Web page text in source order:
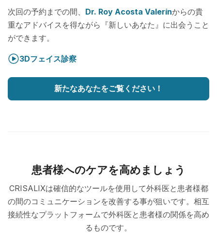
次回の予約までの間、 Dr. Roy Acosta Valerínからの貴
重なアドバイスを得ながら『新しいあなた』に出会うこと
ができます。
3Dフェイス診察
新たなあなたをご覧ください！
患者様へのケアを高めましょう
CRISALIXは確信的なツールを使用して外科医と患者様都
の間のコミュニケーションを改善する事が狙いです。相互
接続性なプラットフォームで外科医と患者様の関係を高め
るものです。